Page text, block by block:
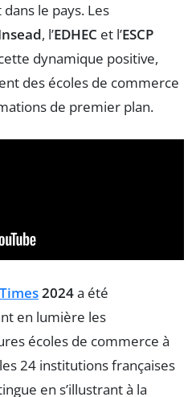
le pays. Les
, l’EDHEC et l’ESCP
dynamique positive,
des écoles de commerce
de premier plan.
2024a été
en lumière les
écoles de commerce à
24 institutions françaises
en s’illustrant à la